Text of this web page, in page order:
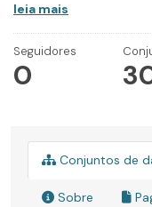
leia mais
Seguidores
0
Conjuntos de
Sobre